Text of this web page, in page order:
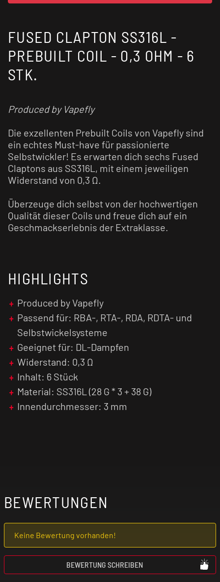
FUSED CLAPTON SS316L -
PREBUILT COIL - 0,3 OHM - 6
STK.
Produced by Vapefly
Die exzellenten Prebuilt Coils von Vapefly sind
ein echtes Must-have für passionierte
Selbstwickler! Es erwarten dich sechs Fused
Claptons aus SS316L, mit einem jeweiligen
Widerstand von 0,3 Ω.
Überzeuge dich selbst von der hochwertigen
Qualität dieser Coils und freue dich auf ein
Geschmackserlebnis der Extraklasse.
HIGHLIGHTS
Produced by Vapefly
Passend für: RBA-, RTA-, RDA, RDTA- und
Selbstwickelsysteme
Geeignet für: DL-Dampfen
Widerstand: 0,3 Ω
Inhalt: 6 Stück
Material: SS316L (28 G * 3 + 38 G)
Innendurchmesser: 3 mm
BEWERTUNGEN
Keine Bewertung vorhanden!
BEWERTUNG SCHREIBEN